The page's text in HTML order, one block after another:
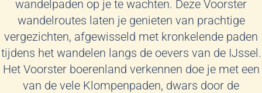
wandelpaden op je te wachten. Deze Voorster
wandelroutes laten je genieten van prachtige
vergezichten, afgewisseld met kronkelende paden
tijdens het wandelen langs de oevers van de IJssel.
Het Voorster boerenland verkennen doe je met een
van de vele Klompenpaden, dwars door de